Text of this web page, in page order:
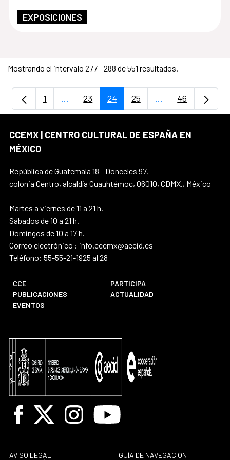
EXPOSICIONES
Mostrando el intervalo 277 - 288 de 551 resultados.
Página
1 ...Páginas intermedias Use TAB para
Página
23 Página
24 Página
25 ...PáginasPágina
46
CCEMX | CENTRO CULTURAL DE ESPAÑA EN
MÉXICO
República de Guatemala 18 - Donceles 97,
colonia Centro, alcaldía Cuauhtémoc, 06010, CDMX., México
Martes a viernes de 11 a 21 h.
Sábados de 10 a 21 h.
Domingos de 10 a 17 h.
Correo electrónico : info.ccemx@aecid.es
Teléfono: 55-55-21-1925 al 28
CCE
PARTICIPA
PUBLICACIONES
ACTUALIDAD
EVENTOS
Facebook
X InstagramYoutube
AVISO LEGAL
GUÍA DE NAVEGACIÓN